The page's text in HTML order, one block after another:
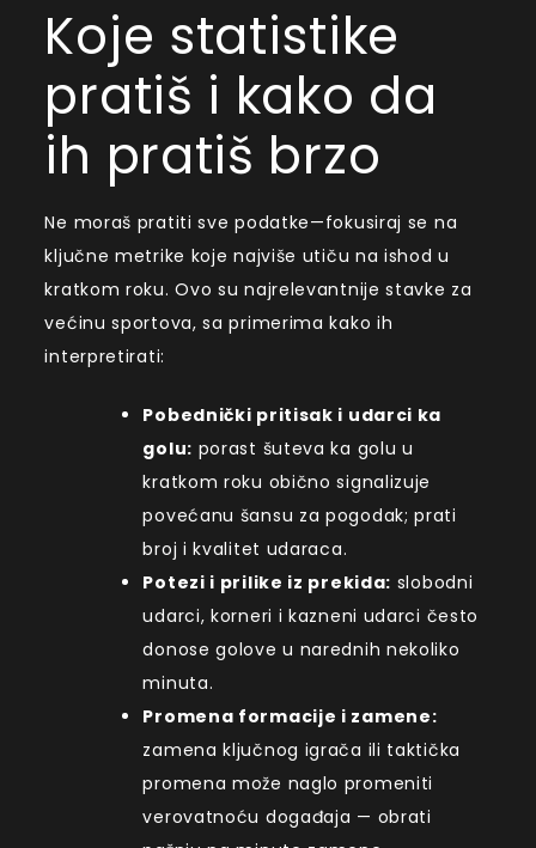
Koje statistike
pratiš i kako da
ih pratiš brzo
Ne moraš pratiti sve podatke—fokusiraj se na
ključne metrike koje najviše utiču na ishod u
kratkom roku. Ovo su najrelevantnije stavke za
većinu sportova, sa primerima kako ih
interpretirati:
Pobednički pritisak i udarci ka
golu: porast šuteva ka golu u
kratkom roku obično signalizuje
povećanu šansu za pogodak; prati
broj i kvalitet udaraca.
Potezi i prilike iz prekida: slobodni
udarci, korneri i kazneni udarci često
donose golove u narednih nekoliko
minuta.
Promena formacije i zamene:
zamena ključnog igrača ili taktička
promena može naglo promeniti
verovatnoću događaja — obrati